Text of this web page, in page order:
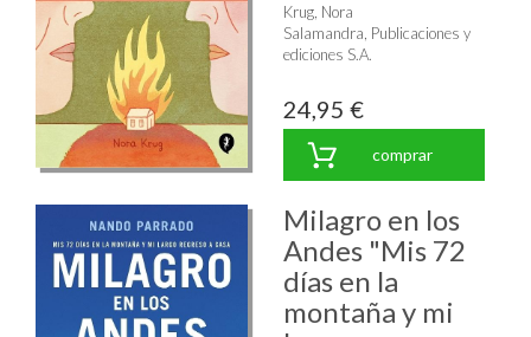
Krug, Nora
Salamandra, Publicaciones y
ediciones S.A.
24,95 €
comprar
Milagro en los
Andes "Mis 72
días en la
montaña y mi